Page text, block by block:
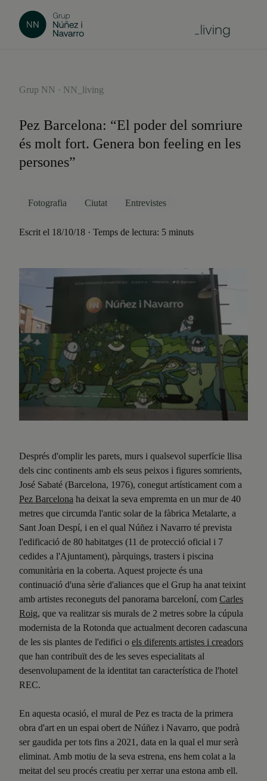
Grup NN · NN_living
Pez Barcelona: “El poder del somriure
és molt fort. Genera bon feeling en les
persones”
Fotografia Ciutat Entrevistes
Escrit el 18/10/18 · Temps de lectura: 5 minuts
Després d'omplir les parets, murs i qualsevol superfície llisa
dels cinc continents amb els seus peixos i figures somrients,
José Sabaté (Barcelona, 1976), conegut artísticament com a
Pez Barcelona ha deixat la seva empremta en un mur de 40
metres que circumda l'antic solar de la fàbrica Metalarte, a
Sant Joan Despí, i en el qual Núñez i Navarro té prevista
l'edificació de 80 habitatges (11 de protecció oficial i 7
cedides a l'Ajuntament), pàrquings, trasters i piscina
comunitària en la coberta. Aquest projecte és una
continuació d'una sèrie d'aliances que el Grup ha anat teixint
amb artistes reconeguts del panorama barceloní, com Carles
Roig, que va realitzar sis murals de 2 metres sobre la cúpula
modernista de la Rotonda que actualment decoren cadascuna
de les sis plantes de l'edifici o els diferents artistes i creadors
que han contribuït des de les seves especialitats al
desenvolupament de la identitat tan característica de l'hotel
REC.
En aquesta ocasió, el mural de Pez es tracta de la primera
obra d'art en un espai obert de Núñez i Navarro, que podrà
ser gaudida per tots fins a 2021, data en la qual el mur serà
eliminat. Amb motiu de la seva estrena, ens hem colat a la
meitat del seu procés creatiu per xerrar una estona amb ell.